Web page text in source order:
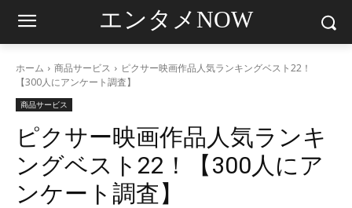
エンタメNOW
ホーム 商品サービス
ピクサー映画作品人気ランキングベスト22！
【300人にアンケート調査】
商品サービス
ピクサー映画作品人気ランキ
ングベスト22！【300人にア
ンケート調査】